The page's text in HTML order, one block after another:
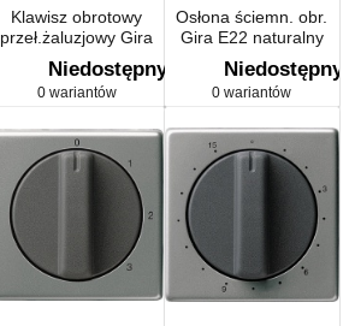
Klawisz obrotowy
przeł.żaluzjowy Gira
E22 naturalny stalowy
Niedostępny
0 wariantów
Osłona ściemn. obr.
Gira E22 naturalny
stalowy
Niedostępny
0 wariantów